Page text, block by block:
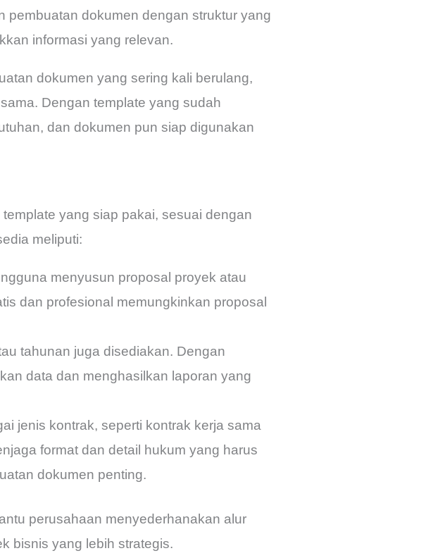
pembuatan dokumen dengan struktur yang
informasi yang relevan.
dokumen yang sering kali berulang,
Dengan template yang sudah
dan dokumen pun siap digunakan
yang siap pakai, sesuai dengan
meliputi:
menyusun proposal proyek atau
dan profesional memungkinkan proposal
tahunan juga disediakan. Dengan
data dan menghasilkan laporan yang
jenis kontrak, seperti kontrak kerja sama
format dan detail hukum yang harus
dokumen penting.
perusahaan menyederhanakan alur
bisnis yang lebih strategis.